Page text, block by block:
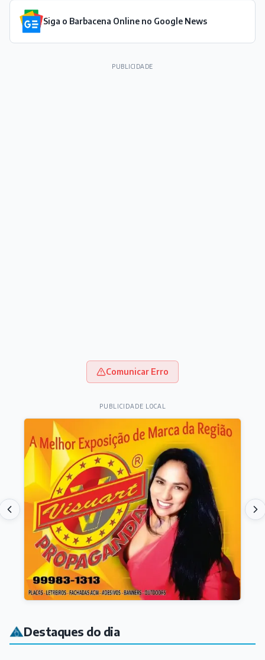
Siga o Barbacena Online no Google News
PUBLICIDADE
Comunicar Erro
PUBLICIDADE LOCAL
Destaques do dia